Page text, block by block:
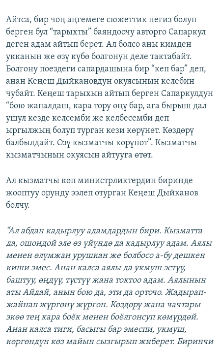
Айтса, бир чоң аңгемеге сюжеттик негиз болуп
берген бул “тарыхты” баяндоочу авторго Сапаркул
деген адам айтып берет. Ал болсо аны кимден
укканын же өзү күбө болгонун деле тактабайт.
Болгону поездеги сапардашына бир “кеп бар” деп,
анан Кеңеш Дыйкановдун окуясынын келебин
чубайт. Кеңеш тарыхын айтып берген Сапаркулдун
“бою жапалдаш, кара тору өңү бар, ага бырыш дал
ушул кезде келсемби же келбесемби деп
ыргылжың болуп турган кези көрүнөт. Көздөрү
балбылдайт. Өзү кызматчы көрүнөт”. Кызматчы
кызматчынын окуясын айтууга өтөт.
Ал кызматчы көп министрликтердин биринде
жооптуу орунду ээлеп отурган Кеңеш Дыйканов
болчу.
“Ал абдан кадырлуу адамдардын бири. Кызматта
да, ошондой эле өз үйүндө да кадырлуу адам. Аялы
менен өлүмжан урушкан же болбосо а-бу дешкен
киши эмес. Анан калса аялы да укмуш эстүү,
баштуу, өңдүү, түстүү жана токтоо адам. Аялынын
аты Айдай, анын бою да, эти да орточо. Жадырап-
жайнап жүргөнү жүргөн. Көздөрү жана чачтары
экөө тең кара боёк менен боёлгонсуп көмүрдөй.
Анан калса тиги, басыгы бар эмеспи, укмуш,
көргөндүн көз майын сызгырып жиберет. Биринчи